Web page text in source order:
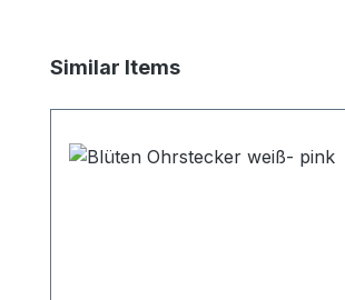
Produktgalerie überspringen
Similar Items